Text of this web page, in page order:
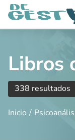
Saltar al contenido
Libros
338 resultados
Inicio